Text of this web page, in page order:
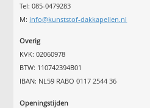
Tel: 085-0479283
M: info@kunststof-dakkapellen.nl
Overig
KVK: 02060978
BTW: 110742394B01
IBAN: NL59 RABO 0117 2544 36
Openingstijden